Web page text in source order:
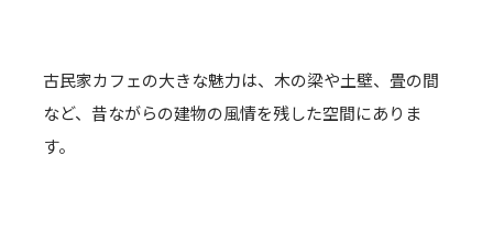
古民家カフェの大きな魅力は、木の梁や土壁、畳の間
など、昔ながらの建物の風情を残した空間にありま
す。